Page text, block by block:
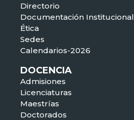
Directorio
Documentación Institucional
Ética
Sedes
Calendarios-2026
DOCENCIA
Admisiones
Licenciaturas
Maestrías
Doctorados